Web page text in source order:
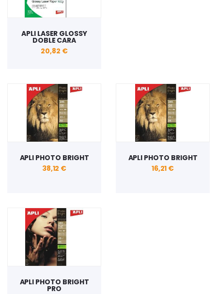
APLI LASER GLOSSY
DOBLE CARA
20,82 €
APLI PHOTO BRIGHT
38,12 €
APLI PHOTO BRIGHT
16,21 €
APLI PHOTO BRIGHT
PRO